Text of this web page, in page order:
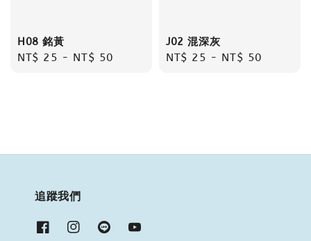
H08 銘黃
Regular
NT$ 25 - NT$ 50
J02 混深灰
Regular
NT$ 25 - NT$ 50
追蹤我們